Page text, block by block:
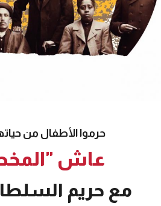
حرموا الأطفال من
عاش
مع حريم